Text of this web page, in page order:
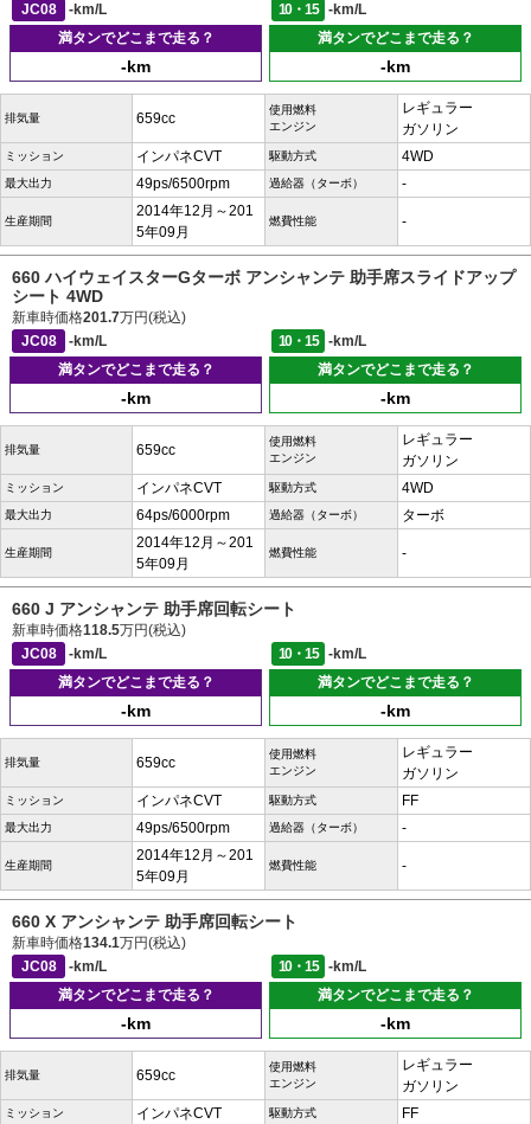
JC08
-km/L 10・15
-km/L
満タンでどこまで走る？
-km
満タンでどこまで走る？
-km
排気量 659cc
使用燃料
エンジン
レギュラー
ガソリン
ミッション インパネCVT 駆動方式 4WD
最大出力 49ps/6500rpm 過給器（ターボ） -
生産期間
2014年12月～201
5年09月
燃費性能 -
660 ハイウェイスターGターボ アンシャンテ 助手席スライドアップ
シート 4WD
新車時価格201.7万円(税込)
JC08
-km/L 10・15
-km/L
満タンでどこまで走る？
-km
満タンでどこまで走る？
-km
排気量 659cc
使用燃料
エンジン
レギュラー
ガソリン
ミッション インパネCVT 駆動方式 4WD
最大出力 64ps/6000rpm 過給器（ターボ） ターボ
生産期間
2014年12月～201
5年09月
燃費性能 -
660 J アンシャンテ 助手席回転シート
新車時価格118.5万円(税込)
JC08
-km/L 10・15
-km/L
満タンでどこまで走る？
-km
満タンでどこまで走る？
-km
排気量 659cc
使用燃料
エンジン
レギュラー
ガソリン
ミッション インパネCVT 駆動方式 FF
最大出力 49ps/6500rpm 過給器（ターボ） -
生産期間
2014年12月～201
5年09月
燃費性能 -
660 X アンシャンテ 助手席回転シート
新車時価格134.1万円(税込)
JC08
-km/L 10・15
-km/L
満タンでどこまで走る？
-km
満タンでどこまで走る？
-km
排気量 659cc
使用燃料
エンジン
レギュラー
ガソリン
ミッション インパネCVT 駆動方式 FF